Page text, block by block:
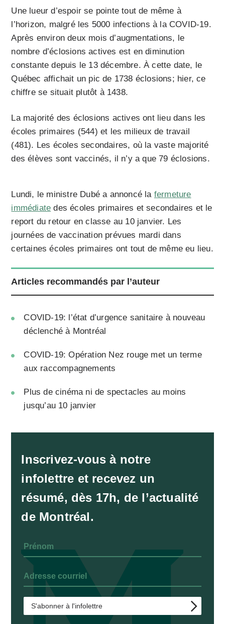
Une lueur d’espoir se pointe tout de même à
l’horizon, malgré les 5000 infections à la COVID-19.
Après environ deux mois d’augmentations, le
nombre d’éclosions actives est en diminution
constante depuis le 13 décembre. À cette date, le
Québec affichait un pic de 1738 éclosions; hier, ce
chiffre se situait plutôt à 1438.
La majorité des éclosions actives ont lieu dans les
écoles primaires (544) et les milieux de travail
(481). Les écoles secondaires, où la vaste majorité
des élèves sont vaccinés, il n’y a que 79 éclosions.
Lundi, le ministre Dubé a annoncé la fermeture
immédiate des écoles primaires et secondaires et le
report du retour en classe au 10 janvier. Les
journées de vaccination prévues mardi dans
certaines écoles primaires ont tout de même eu lieu.
Articles recommandés par l’auteur
COVID-19: l’état d’urgence sanitaire à nouveau
déclenché à Montréal
COVID-19: Opération Nez rouge met un terme
aux raccompagnements
Plus de cinéma ni de spectacles au moins
jusqu’au 10 janvier
Inscrivez-vous à notre
infolettre et recevez un
résumé, dès 17h, de l’actualité
de Montréal.